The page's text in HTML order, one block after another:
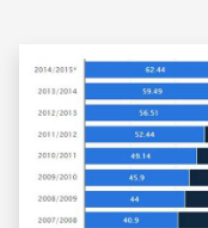
成人體細胞膜的重要
的構造，因此所需要
其次，油脂所形成的
體內臟間的摩擦，並
量不足時，脂肪也可
麼多種重要的功能，